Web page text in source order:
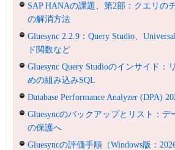
SAP HANAの課題、第2部：クエリの
の解消方法
Gluesync 2.2.9：Query Studio、
ド関数など
Gluesync Query Studioのインサイド
めの組み込みSQL
Database Performance Analyzer (DPA)
Gluesyncのバックアップとリスト：
の保護へ
Gluesyncの評価手順（Windows版：